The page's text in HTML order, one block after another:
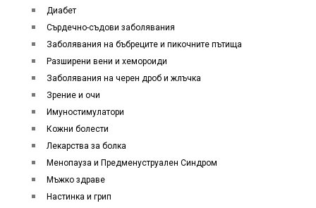
Диабет
Сърдечно-съдови заболявания
Заболявания на бъбреците и пикочните пътища
Разширени вени и хемороиди
Заболявания на черен дроб и жлъчка
Зрение и очи
Имуностимулатори
Кожни болести
Лекарства за болка
Менопауза и Предменуструален Синдром
Мъжко здраве
Настинка и грип